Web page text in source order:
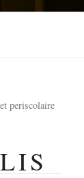
periscolaire